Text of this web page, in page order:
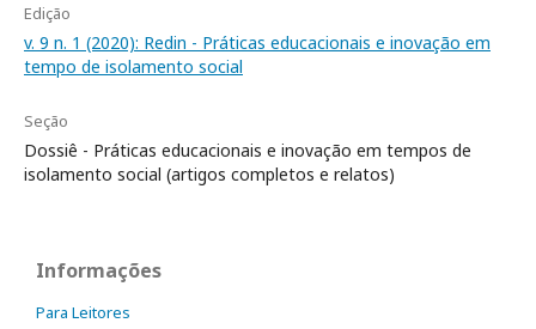
Edição
v. 9 n. 1 (2020): Redin - Práticas educacionais e inovação em
tempo de isolamento social
Seção
Dossiê - Práticas educacionais e inovação em tempos de
isolamento social (artigos completos e relatos)
Informações
Para Leitores